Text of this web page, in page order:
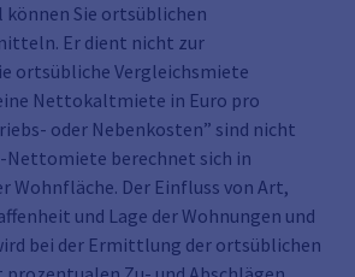
Sie ortsüblichen
Er dient nicht zur
ortsübliche Vergleichsmiete
Nettokaltmiete in Euro pro
oder Nebenkosten” sind nicht
Nettomiete berechnet sich in
Wohnfläche. Der Einfluss von Art,
und Lage der Wohnungen und
bei der Ermittlung der ortsüblichen